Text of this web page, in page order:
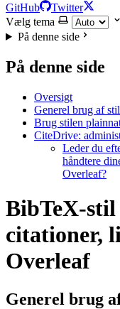
GitHub
Twitter
Vælg tema
På denne side
På denne side
Oversigt
Generel brug af
Brug stilen
CiteDrive:
Leder du
håndtere
Overleaf?
BibTeX-
citationer,
Overleaf
Generel brug